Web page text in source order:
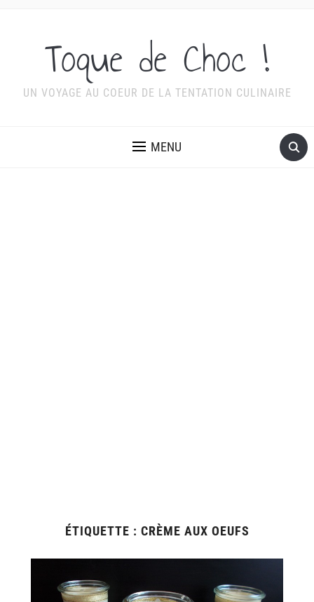
Toque de Choc !
UN VOYAGE AU COEUR DE LA TENTATION CULINAIRE
MENU
ÉTIQUETTE : CRÈME AUX OEUFS